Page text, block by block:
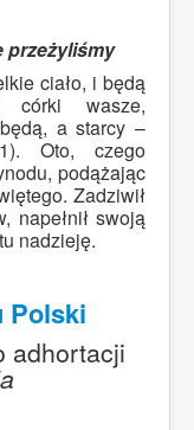
przeżyliśmy
ciało, i będą
córki wasze,
a starcy –
Oto, czego
podążając
Zadziwił
napełnił swoją
nadzieję.
Polski
adhortacji